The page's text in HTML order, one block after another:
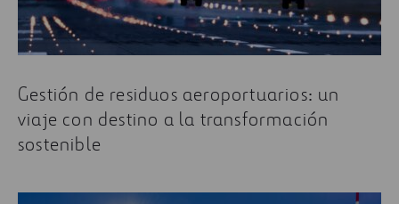
Gestión de residuos aeroportuarios: un
viaje con destino a la transformación
sostenible